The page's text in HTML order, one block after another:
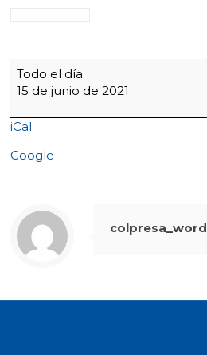
RECESO
ESTUDIANTIL
Todo el día
15 de junio de 2021
iCal
Google
colpresa_word